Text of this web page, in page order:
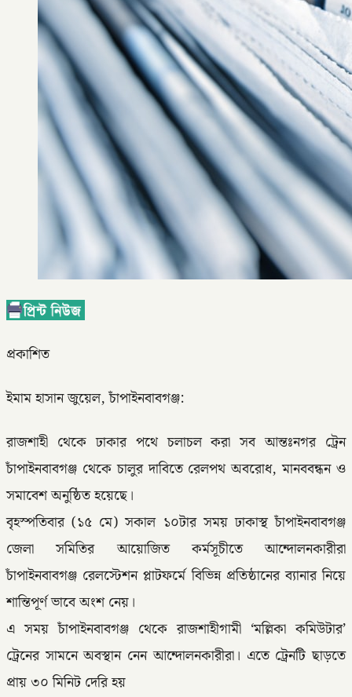
প্রকাশিত
ইমাম হাসান জুয়েল, চাঁপাইনবাবগঞ্জ:
রাজশাহী থেকে ঢাকার পথে চলাচল করা সব আন্তঃনগর ট্রেন
চাঁপাইনবাবগঞ্জ থেকে চালুর দাবিতে রেলপথ অবরোধ, মানববন্ধন ও
সমাবেশ অনুষ্ঠিত হয়েছে।
বৃহস্পতিবার (১৫ মে) সকাল ১০টার সময় ঢাকাস্থ চাঁপাইনবাবগঞ্জ
জেলা সমিতির আয়োজিত কর্মসূচীতে আন্দোলনকারীরা
চাঁপাইনবাবগঞ্জ রেলস্টেশন প্লাটফর্মে বিভিন্ন প্রতিষ্ঠানের ব্যানার নিয়ে
শান্তিপূর্ণ ভাবে অংশ নেয়।
এ সময় চাঁপাইনবাবগঞ্জ থেকে রাজশাহীগামী ‘মল্লিকা কমিউটার’
ট্রেনের সামনে অবস্থান নেন আন্দোলনকারীরা। এতে ট্রেনটি ছাড়তে
প্রায় ৩০ মিনিট দেরি হয়